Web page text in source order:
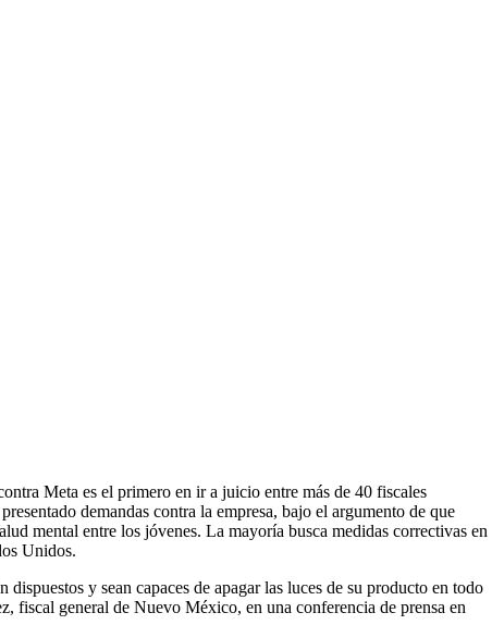
Meta es el primero en ir a juicio entre más de 40 fiscales
demandas contra la empresa, bajo el argumento de que
mental entre los jóvenes. La mayoría busca medidas correctivas en
Unidos.
dispuestos y sean capaces de apagar las luces de su producto en todo
fiscal general de Nuevo México, en una conferencia de prensa en